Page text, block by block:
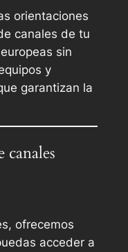
orientaciones
canales de tu
sin
y
garantizan la
canales
ofrecemos
acceder a